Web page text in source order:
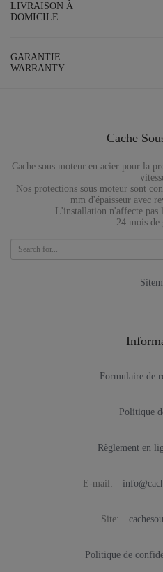
LIVRAISON À
DOMICILE
GARANTIE
WARRANTY
Cache
Cache sous moteur en acier pour la
Nos protections sous moteur sont
mm d'épaisseur avec
L'installation n'affecte pas
24 mois de
Formulaire de
Politique
Règlement en
E-mail:
Site:
Politique de